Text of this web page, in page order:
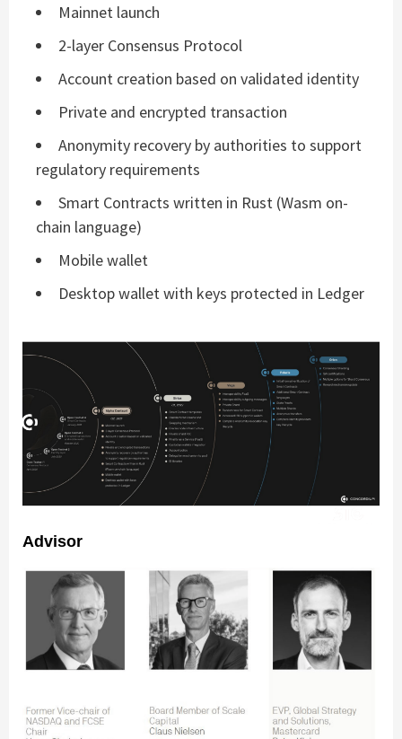
Mainnet launch
2-layer Consensus Protocol
Account creation based on validated identity
Private and encrypted transaction
Anonymity recovery by authorities to support
regulatory requirements
Smart Contracts written in Rust (Wasm on-
chain language)
Mobile wallet
Desktop wallet with keys protected in Ledger
Advisor